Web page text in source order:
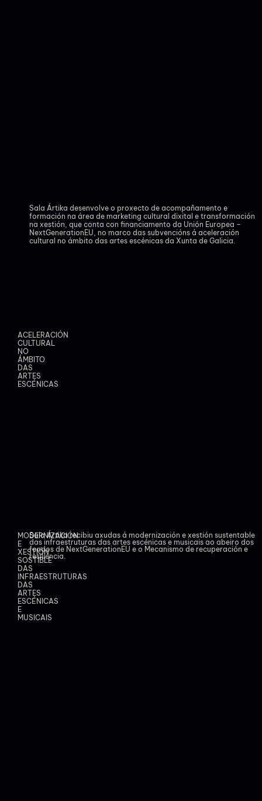
ACELERACIÓN
CULTURAL
NO
ÁMBITO
DAS
ARTES
ESCÉNICAS
Sala Ártika desenvolve o proxecto de acompañamento e
formación na área de marketing cultural dixital e transformación
na xestión, que conta con financiamento da Unión Europea –
NextGenerationEU, no marco das subvencións á aceleración
cultural no ámbito das artes escénicas da Xunta de Galicia.
MODERNIZACIÓN
E
XESTIÓN
SOSTIBLE
DAS
INFRAESTRUTURAS
DAS
ARTES
ESCÉNICAS
E
MUSICAIS
Sala Ártika recibiu axudas á modernización e xestión sustentable
das infraestruturas das artes escénicas e musicais ao abeiro dos
fondos de NextGenerationEU e o Mecanismo de recuperación e
resiliencia.